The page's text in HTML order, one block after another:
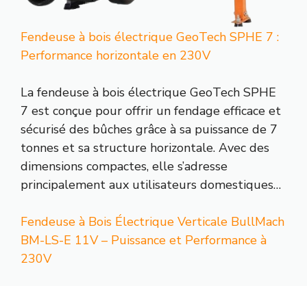
Fendeuse à bois électrique GeoTech SPHE 7 :
Performance horizontale en 230V
La fendeuse à bois électrique GeoTech SPHE
7 est conçue pour offrir un fendage efficace et
sécurisé des bûches grâce à sa puissance de 7
tonnes et sa structure horizontale. Avec des
dimensions compactes, elle s’adresse
principalement aux utilisateurs domestiques…
Fendeuse à Bois Électrique Verticale BullMach
BM-LS-E 11V – Puissance et Performance à
230V